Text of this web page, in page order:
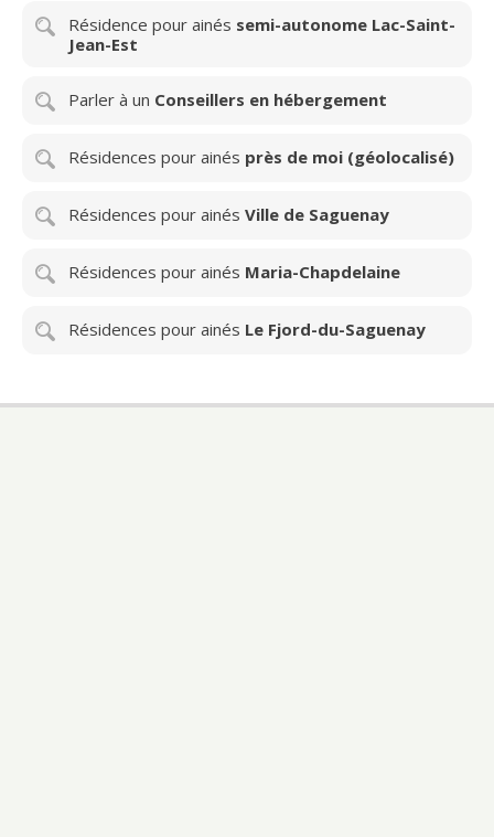
Résidence pour ainés semi-autonome Lac-Saint-
Jean-Est
Parler à un Conseillers en hébergement
Résidences pour ainés près de moi (géolocalisé)
Résidences pour ainés Ville de Saguenay
Résidences pour ainés Maria-Chapdelaine
Résidences pour ainés Le Fjord-du-Saguenay